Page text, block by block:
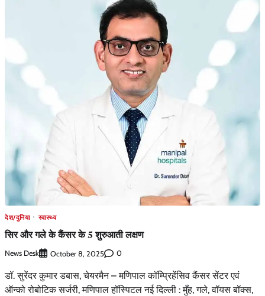
देश/दुनिया स्वास्थ्य
सिर और गले के कैंसर के 5 शुरुआती लक्षण
News Desk October 8, 2025 0
डॉ. सुरेंदर कुमार डबास, चेयरमैन – मणिपाल कॉम्प्रिहेंसिव कैंसर सेंटर एवं
ऑन्को रोबोटिक सर्जरी, मणिपाल हॉस्पिटल नई दिल्ली : मुँह, गले, वॉयस बॉक्स,